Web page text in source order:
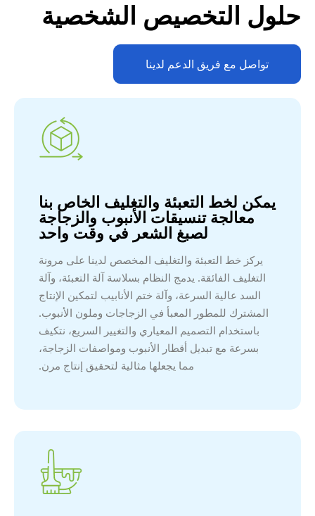
حلول التخصيص الشخصية
تواصل مع فريق الدعم لدينا
يمكن لخط التعبئة والتغليف الخاص بنا
معالجة تنسيقات الأنبوب والزجاجة
لصبغ الشعر في وقت واحد
يركز خط التعبئة والتغليف المخصص لدينا على مرونة
التغليف الفائقة. يدمج النظام بسلاسة آلة التعبئة، وآلة
السد عالية السرعة، وآلة ختم الأنابيب لتمكين الإنتاج
المشترك للمطور المعبأ في الزجاجات وملون الأنبوب.
باستخدام التصميم المعياري والتغيير السريع، نتكيف
بسرعة مع تبديل أقطار الأنبوب ومواصفات الزجاجة،
مما يجعلها مثالية لتحقيق إنتاج مرن.